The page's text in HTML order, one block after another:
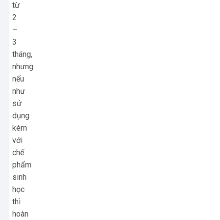
từ
2
–
3
tháng,
nhưng
nếu
như
sử
dụng
kèm
với
chế
phẩm
sinh
học
thì
hoàn